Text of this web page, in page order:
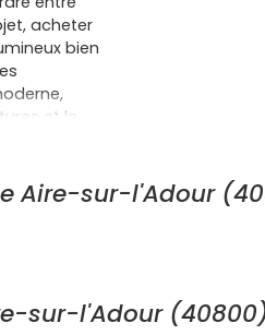
acheter
bien
et le
terrasse
de 2 à
pour
la
la
Aire-sur-l'Adour
sur-l'Adour